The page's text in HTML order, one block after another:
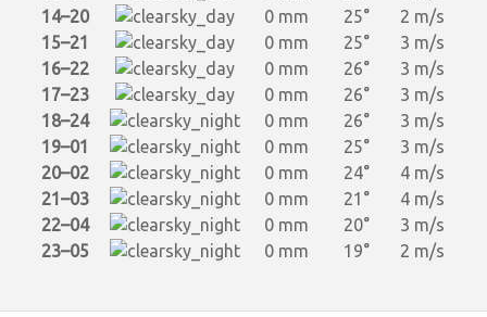
14–20
0 mm 25°
2 m/s
15–21
0 mm 25°
3 m/s
16–22
0 mm 26°
3 m/s
17–23
0 mm 26°
3 m/s
18–24
0 mm 26°
3 m/s
19–01
0 mm 25°
3 m/s
20–02
0 mm 24°
4 m/s
21–03
0 mm 21°
4 m/s
22–04
0 mm 20°
3 m/s
23–05
0 mm 19° 2 m/s